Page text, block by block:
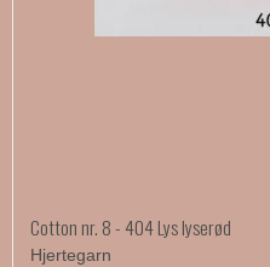
Cotton nr. 8 - 404 Lys lyserød
Hjertegarn